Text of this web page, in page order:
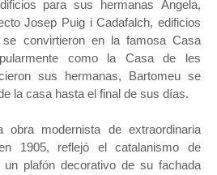
para sus hermanas Àngela,
Josep Puig i Cadafalch, edificios
convirtieron en la famosa Casa
como la Casa de les
sus hermanas, Bartomeu se
la casa hasta el final de sus días.
obra modernista de extraordinaria
1905, reflejó el catalanismo de
un plafón decorativo de su fachada